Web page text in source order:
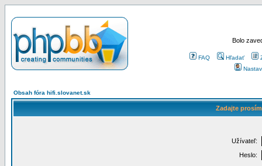
Bolo
FAQ Hľadať
Obsah fóra hifi.slovanet.sk
Zadajte
Užívateľ:
Heslo: